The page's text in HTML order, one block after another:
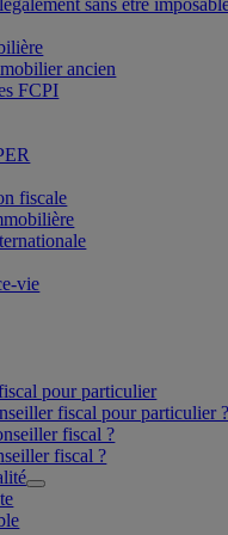
sans être
ancien
FCPI
fiscale
vie
pour particulier
fiscal pour particulier ?
fiscal ?
fiscal ?